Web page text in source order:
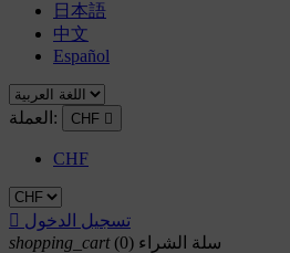
日本語
中文
Español
العملة: CHF 
CHF
 تسجيل الدخول
shopping_cart
سلة الشراء (0)